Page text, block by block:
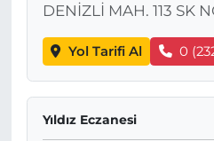
DENİZLİ MAH. 113 SK
Yol Tarifi Al 0
Yıldız Eczanesi